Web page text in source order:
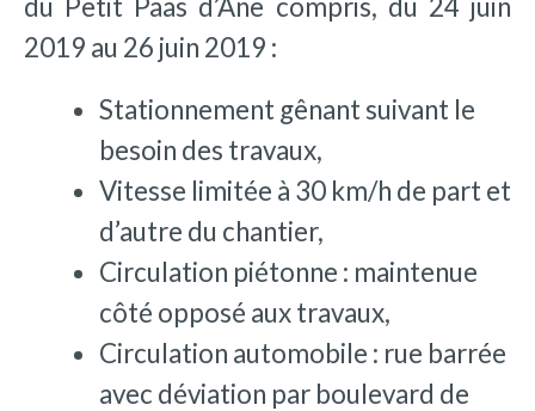
2019 au 26 juin 2019 :
Stationnement gênant suivant le
besoin des travaux,
Vitesse limitée à 30 km/h de part et
d’autre du chantier,
Circulation piétonne : maintenue
côté opposé aux travaux,
Circulation automobile : rue barrée
avec déviation par boulevard de